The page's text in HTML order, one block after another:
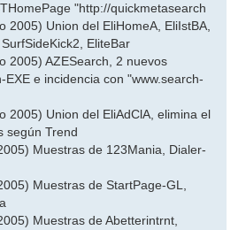
"http://quickmetasearch
2005) Union del EliHomeA, EliIstBA,
EliteBar
2005) AZESearch, 2 nuevos
EXE e incidencia con "www.search-
2005) Union del EliAdClA, elimina el
según Trend
Muestras de 123Mania, Dialer-
Muestras de StartPage-GL,
Muestras de Abetterintrnt,